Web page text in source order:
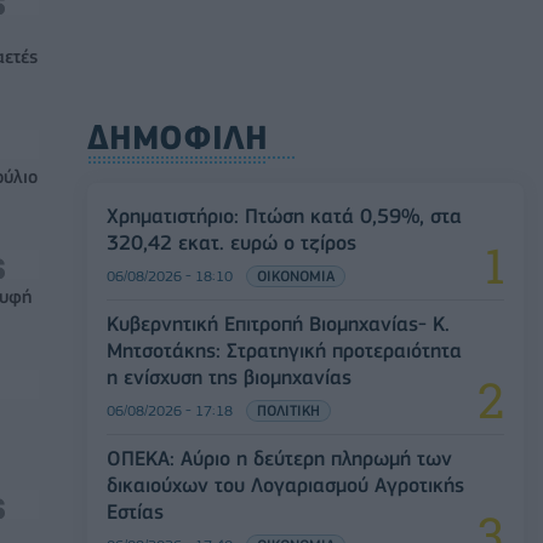
ΔΗΜΟΦΙΛΗ
Χρηματιστήριο: Πτώση κατά 0,59%, στα
320,42 εκατ. ευρώ ο τζίρος
06/08/2026 - 18:10 ΟΙΚΟΝΟΜΙΑ
Κυβερνητική Επιτροπή Βιομηχανίας- Κ.
Μητσοτάκης: Στρατηγική προτεραιότητα
η ενίσχυση της βιομηχανίας
06/08/2026 - 17:18 ΠΟΛΙΤΙΚΗ
ΟΠΕΚΑ: Αύριο η δεύτερη πληρωμή των
δικαιούχων του Λογαριασμού Αγροτικής
Εστίας